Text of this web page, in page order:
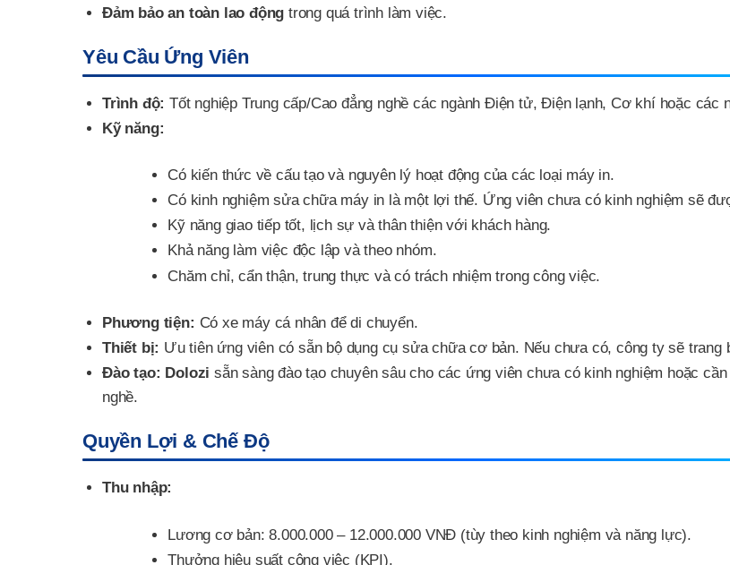
Đảm bảo an toàn lao động trong quá trình làm việc.
Yêu Cầu Ứng Viên
Trình độ: Tốt nghiệp Trung cấp/Cao đẳng nghề các ngành Điện tử, Điện lạnh, Cơ khí hoặc các
Kỹ năng:
Có kiến thức về cấu tạo và nguyên lý hoạt động của các loại máy in.
Có kinh nghiệm sửa chữa máy in là một lợi thế. Ứng viên chưa có kinh nghiệm sẽ
Kỹ năng giao tiếp tốt, lịch sự và thân thiện với khách hàng.
Khả năng làm việc độc lập và theo nhóm.
Chăm chỉ, cẩn thận, trung thực và có trách nhiệm trong công việc.
Phương tiện: Có xe máy cá nhân để di chuyển.
Thiết bị: Ưu tiên ứng viên có sẵn bộ dụng cụ sửa chữa cơ bản. Nếu chưa có, công ty sẽ trang
Đào tạo: Dolozi sẵn sàng đào tạo chuyên sâu cho các ứng viên chưa có kinh nghiệm hoặc
nghề.
Quyền Lợi & Chế Độ
Thu nhập:
Lương cơ bản: 8.000.000 – 12.000.000 VNĐ (tùy theo kinh nghiệm và năng lực).
Thưởng hiệu suất công việc (KPI).